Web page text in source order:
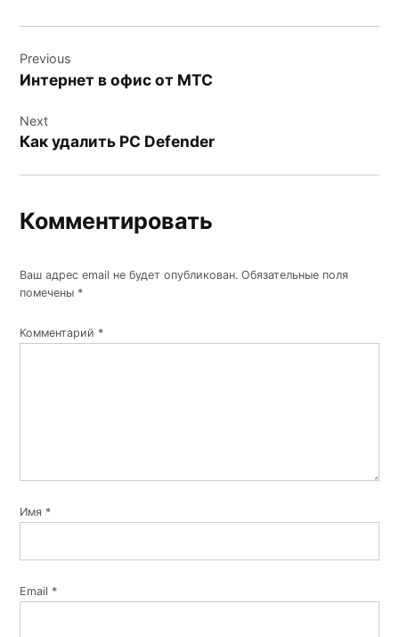
по
записям
Previous
Интернет в офис от МТС
Next
Как удалить PC Defender
Комментировать
Ваш адрес email не будет опубликован. Обязательные поля
помечены *
Комментарий *
Имя *
Email *